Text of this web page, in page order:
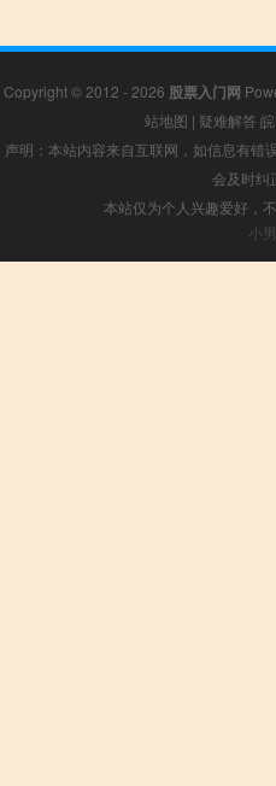
Copyright © 2012 - 2026 股票入门网
站地图 | 疑难解答
声明：本站内容来自互联网，如信息有错
会及时纠
本站仅为个人兴趣爱好，
小